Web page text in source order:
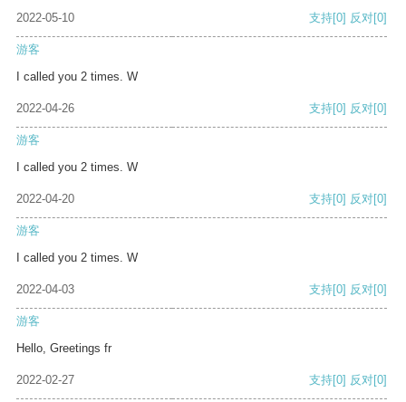
2022-05-10 支持[0] 反对[0]
游客
I called you 2 times. W
2022-04-26 支持[0] 反对[0]
游客
I called you 2 times. W
2022-04-20 支持[0] 反对[0]
游客
I called you 2 times. W
2022-04-03 支持[0] 反对[0]
游客
Hello, Greetings fr
2022-02-27 支持[0] 反对[0]